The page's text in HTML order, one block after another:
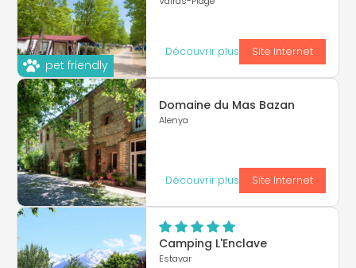
pet friendly
Découvrir plus Site Internet
Domaine du Mas Bazan
Alenya
Découvrir plus Site Internet
Camping L'Enclave
Estavar